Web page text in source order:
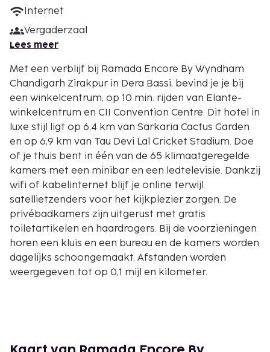
Internet
Vergaderzaal
Lees meer
Met een verblijf bij Ramada Encore By Wyndham
Chandigarh Zirakpur in Dera Bassi, bevind je je bij
een winkelcentrum, op 10 min. rijden van Elante-
winkelcentrum en CII Convention Centre. Dit hotel in
luxe stijl ligt op 6,4 km van Sarkaria Cactus Garden
en op 6,9 km van Tau Devi Lal Cricket Stadium. Doe
of je thuis bent in één van de 65 klimaatgeregelde
kamers met een minibar en een ledtelevisie. Dankzij
wifi of kabelinternet blijf je online terwijl
satellietzenders voor het kijkplezier zorgen. De
privébadkamers zijn uitgerust met gratis
toiletartikelen en haardrogers. Bij de voorzieningen
horen een kluis en een bureau en de kamers worden
dagelijks schoongemaakt. Afstanden worden
weergegeven tot op 0,1 mijl en kilometer.